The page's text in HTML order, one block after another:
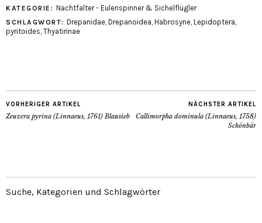
KATEGORIE: Nachtfalter - Eulenspinner & Sichelflügler
SCHLAGWORT: Drepanidae, Drepanoidea, Habrosyne, Lepidoptera,
pyritoides, Thyatirinae
VORHERIGER ARTIKEL
Zeuzera pyrina (Linnaeus, 1761) Blausieb
NÄCHSTER ARTIKEL
Callimorpha dominula (Linnaeus, 1758)
Schönbär
Suche, Kategorien und Schlagwörter